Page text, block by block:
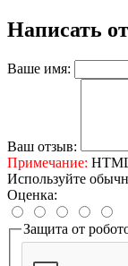
Написать
Ваше имя:
Ваш отзыв:
Примечание:
Используйте
Оценка:
Защита от